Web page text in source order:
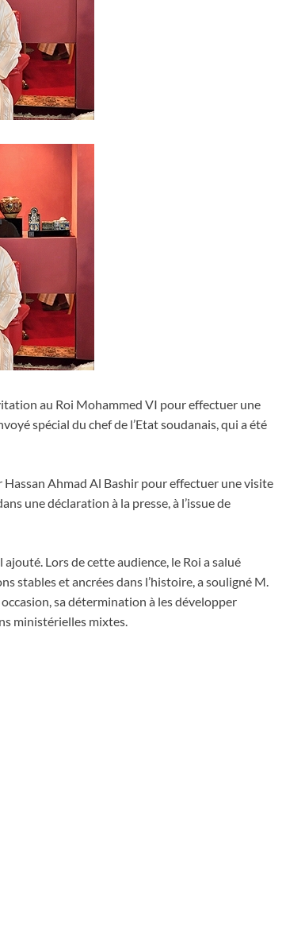
au Roi Mohammed VI pour effectuer une
spécial du chef de l’Etat soudanais, qui a été
Ahmad Al Bashir pour effectuer une visite
une déclaration à la presse, à l’issue de
Lors de cette audience, le Roi a salué
stables et ancrées dans l’histoire, a souligné M.
sa détermination à les développer
ministérielles mixtes.